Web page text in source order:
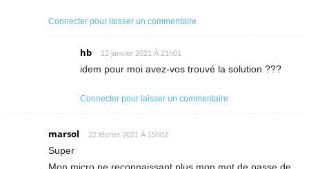
Connecter pour laisser un commentaire
hb 12 janvier 2021 À 21h01
idem pour moi avez-vos trouvé la solution ???
Connecter pour laisser un commentaire
marsol 22 février 2021 À 15h02
Super